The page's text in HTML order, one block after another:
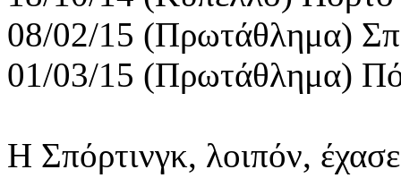
08/02/15 (Πρωτάθλημα)
01/03/15 (Πρωτάθλημα)
Η Σπόρτινγκ, λοιπόν,